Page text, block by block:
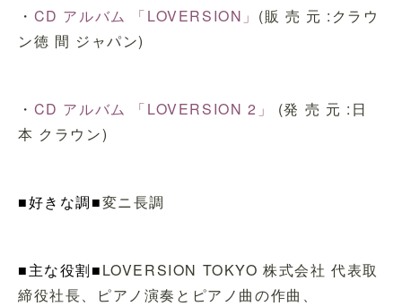
・ CD アルバム 「LOVERSION」 (販 売 元 :クラウ
ン徳 間 ジャパン)
・ CD アルバム 「LOVERSION 2」
(発 売 元 :日
本 クラウン)
■好きな調■変ニ長調
■主な役割■LOVERSION TOKYO 株式会社 代表取
締役社長、ピアノ演奏とピアノ曲の作曲、